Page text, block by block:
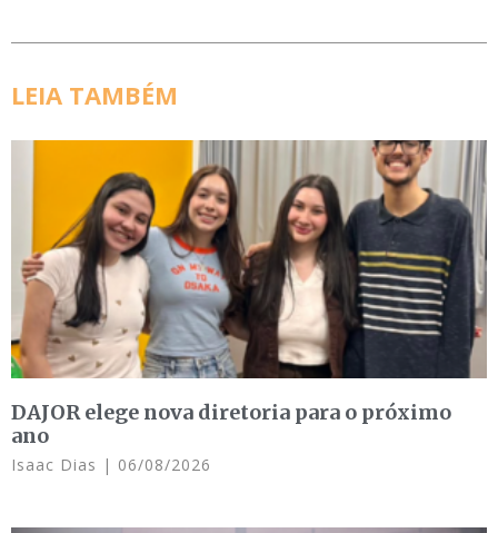
LEIA TAMBÉM
DAJOR elege nova diretoria para o próximo
ano
Isaac Dias 06/08/2026